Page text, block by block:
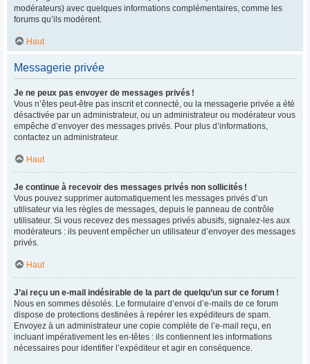
modérateurs) avec quelques informations complémentaires, comme les
forums qu’ils modèrent.
Haut
Messagerie privée
Je ne peux pas envoyer de messages privés !
Vous n’êtes peut-être pas inscrit et connecté, ou la messagerie privée a été
désactivée par un administrateur, ou un administrateur ou modérateur vous
empêche d’envoyer des messages privés. Pour plus d’informations,
contactez un administrateur.
Haut
Je continue à recevoir des messages privés non sollicités !
Vous pouvez supprimer automatiquement les messages privés d’un
utilisateur via les règles de messages, depuis le panneau de contrôle
utilisateur. Si vous recevez des messages privés abusifs, signalez-les aux
modérateurs : ils peuvent empêcher un utilisateur d’envoyer des messages
privés.
Haut
J’ai reçu un e-mail indésirable de la part de quelqu’un sur ce forum !
Nous en sommes désolés. Le formulaire d’envoi d’e-mails de ce forum
dispose de protections destinées à repérer les expéditeurs de spam.
Envoyez à un administrateur une copie complète de l’e-mail reçu, en
incluant impérativement les en-têtes : ils contiennent les informations
nécessaires pour identifier l’expéditeur et agir en conséquence.